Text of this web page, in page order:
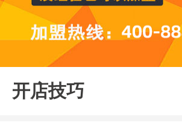
开店技巧